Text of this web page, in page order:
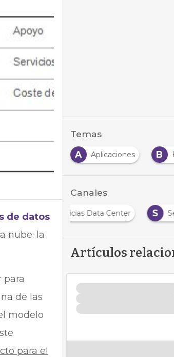
de datos
nube: la
para
de las
modelo
para el
Temas
A Aplicaciones B
Canales
N
Noticias Data Center S
Artículos